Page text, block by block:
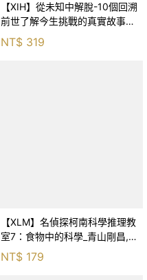
【XIH】從未知中解脫-10個回溯
前世了解今生挑戰的真實故事_
羅伯特．舒
NT$ 319
【XLM】名偵探柯南科學推理教
室7：食物中的科學_青山剛昌,
NT$ 179